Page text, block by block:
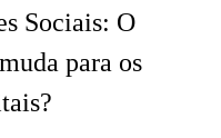
Sociais: O
para os